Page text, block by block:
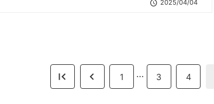
2025/04/04
1 … 3 4